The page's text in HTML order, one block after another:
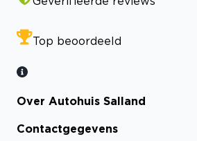
Top beoordeeld
Over Autohuis Salland
Contactgegevens